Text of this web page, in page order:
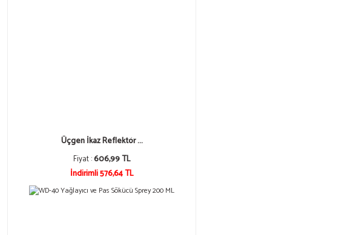
Üçgen İkaz Reflektör ...
Fiyat :606,99 TL
İndirimli 576,64 TL